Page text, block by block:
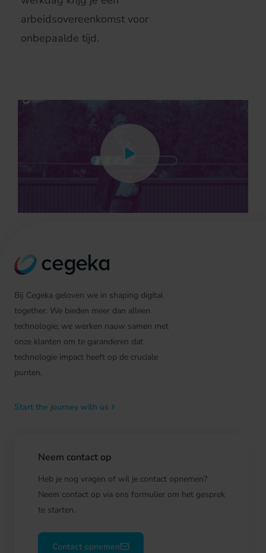
arbeidsovereenkomst voor
onbepaalde tijd.
Bij Cegeka geloven we in shaping digital
together. We bieden meer dan alleen
technologie; we werken nauw samen met
onze klanten om te garanderen dat
technologie impact heeft op de cruciale
punten.
Start the journey with us
Neem contact op
Heb je nog vragen of wil je contact opnemen?
Neem contact op via ons formulier om het gesprek
te starten.
Contact opnemen